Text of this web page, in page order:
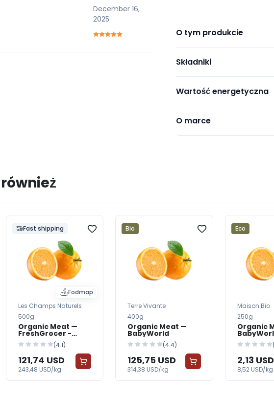
O tym produkcie
Składniki
Wartość energetyczna
O marce
December 16,
2025
Fast shipping
Fodmap
Les Champs Naturels
500g
Organic Meat —
FreshGrocer -
Organic (4.1)
121,74 USD
243,48 USD/kg
Bio
Terre Vivante
400g
Organic Meat —
BabyWorld
(4.4)
125,75 USD
314,38 USD/kg
Eco
Maison Bio
250g
Organic
Organic
2,13 USD
8,52 USD/kg